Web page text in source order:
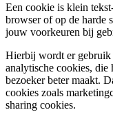
Een cookie is klein
browser of op de harde
jouw voorkeuren bij
Hierbij wordt er gebruik
analytische cookies,
bezoeker beter maakt.
cookies zoals
sharing cookies.